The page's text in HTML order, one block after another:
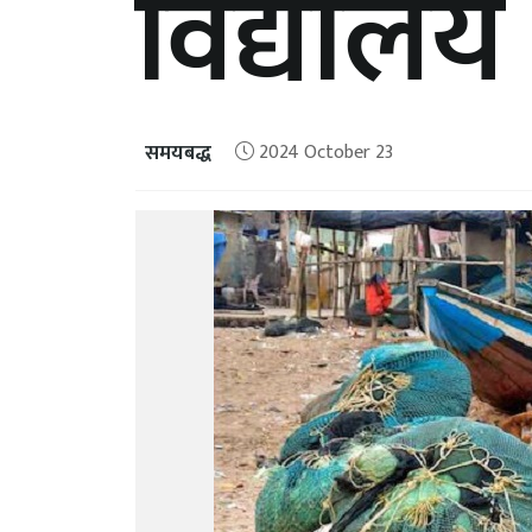
समयबद्ध 2024 October 23